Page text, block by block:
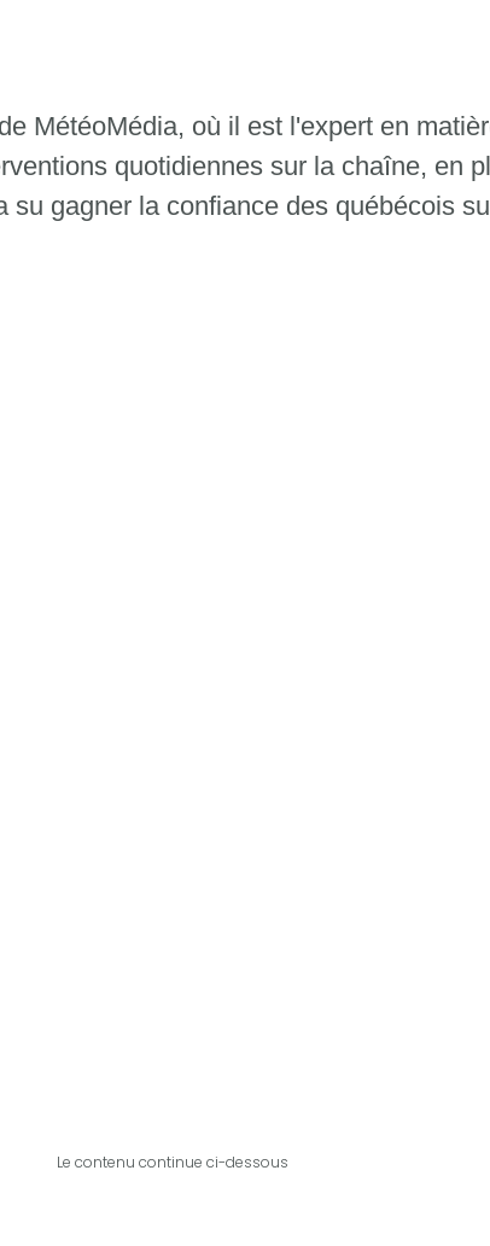
MétéoMédia, où il est l'expert en
quotidiennes sur la chaîne, en
gagner la confiance des québécois
Le contenu continue ci-dessous